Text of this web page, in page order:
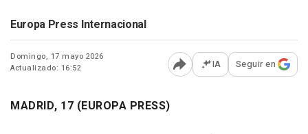
Europa Press Internacional
Domingo, 17 mayo 2026
Actualizado: 16:52
Abrir opciones para
IA Seguir en
MADRID, 17 (EUROPA PRESS)